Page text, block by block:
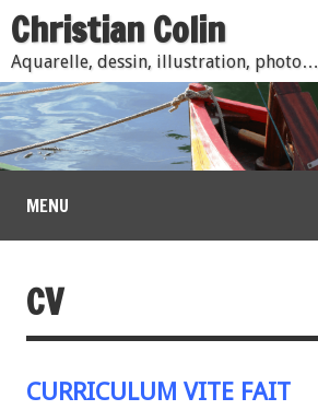
Christian Colin
Aquarelle, dessin, illustration, photo…
MENU
CV
CURRICULUM VITE FAIT